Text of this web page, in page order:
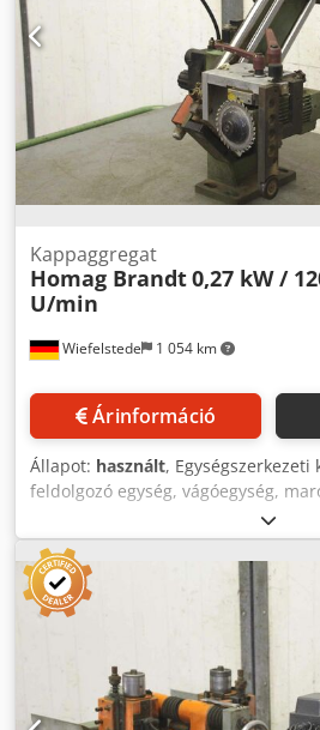
Wiefelstede 1 054 km
Kappaggregat
Homag Brandt0,27 kW /
U/min
Árinformáció
Állapot: használt,
feldolgozó egység, vágóegység,
egység, hézagoló maróegység,
profiloló, élmegmunkáló gép,
maró motor élmegmunkáló géphez
vágóegység élszalagoló géptől
Homag típusú LF-40-L -
perc -Feszültség: 220V / 200 Hz -
Pneumatikus alkatrészek: Bosch -
fotókat -Méretek: 500/370 / H680
Amogy T I Tegjf